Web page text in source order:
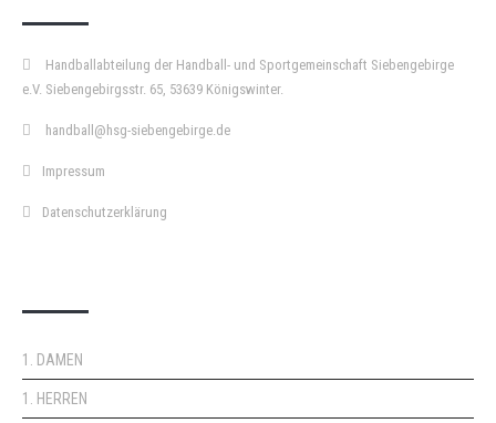
Handballabteilung der Handball- und Sportgemeinschaft Siebengebirge
e.V. Siebengebirgsstr. 65, 53639 Königswinter.
handball@hsg-siebengebirge.de
Impressum
Datenschutzerklärung
1. DAMEN
1. HERREN